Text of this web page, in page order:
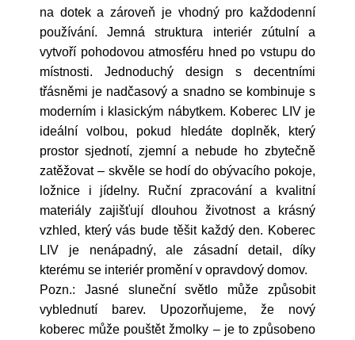
na dotek a zároveň je vhodný pro každodenní
používání. Jemná struktura interiér zútulní a
vytvoří pohodovou atmosféru hned po vstupu do
místnosti. Jednoduchý design s decentními
třásněmi je nadčasový a snadno se kombinuje s
moderním i klasickým nábytkem. Koberec LIV je
ideální volbou, pokud hledáte doplněk, který
prostor sjednotí, zjemní a nebude ho zbytečně
zatěžovat – skvěle se hodí do obývacího pokoje,
ložnice i jídelny. Ruční zpracování a kvalitní
materiály zajišťují dlouhou životnost a krásný
vzhled, který vás bude těšit každý den. Koberec
LIV je nenápadný, ale zásadní detail, díky
kterému se interiér promění v opravdový domov.
Pozn.: Jasné sluneční světlo může způsobit
vyblednutí barev. Upozorňujeme, že nový
koberec může pouštět žmolky – je to způsobeno